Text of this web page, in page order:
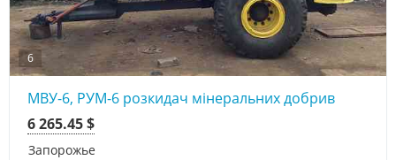
6
МВУ-6, РУМ-6 розкидач мінеральних добрив
Запорожье
6 265.45 $